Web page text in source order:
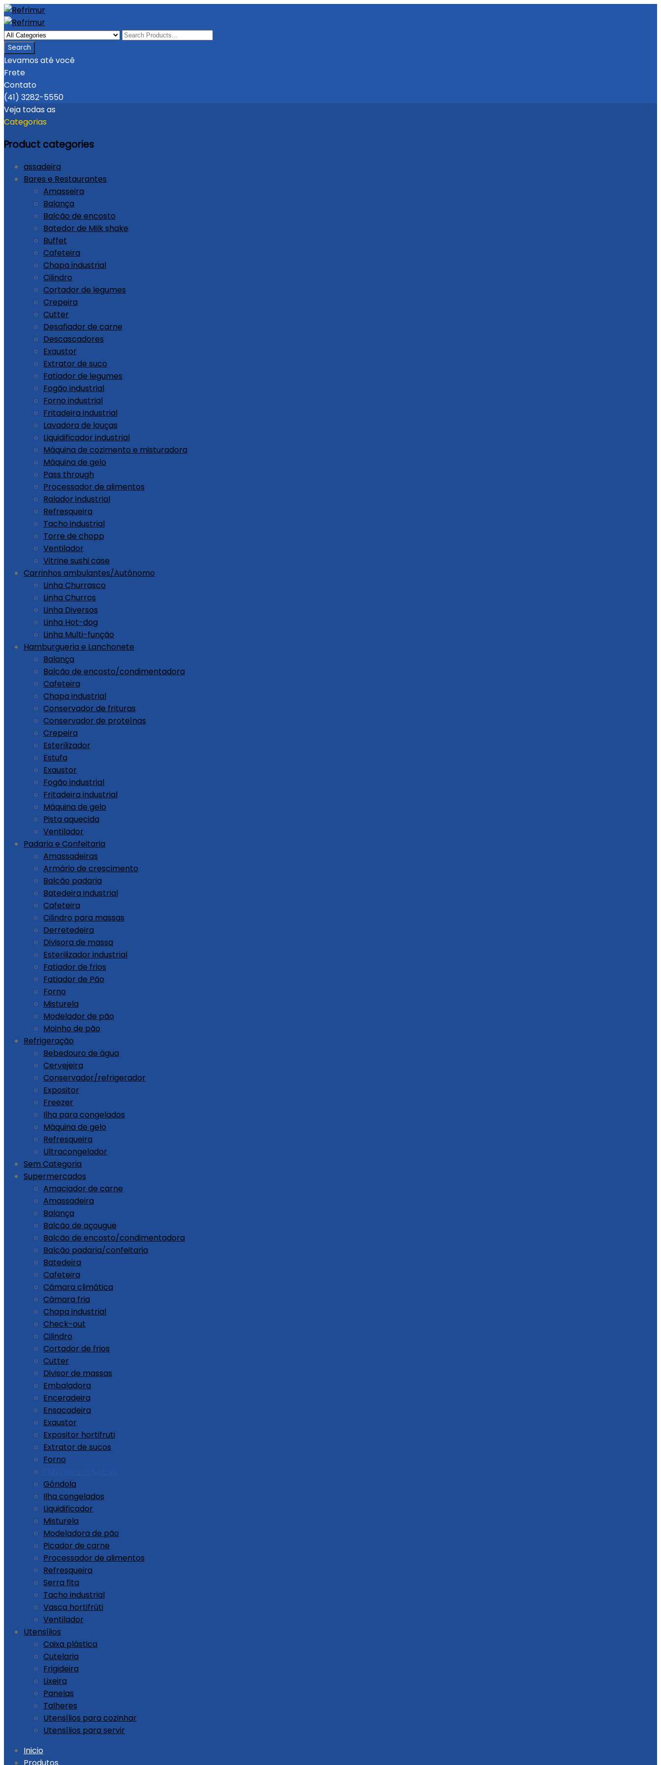
Levamos até você
Frete
Contato
(41) 3282-5550
Veja todas as
Categorias
Product categories
assadeira
Bares e Restaurantes
Amasseira
Balança
Balcão de encosto
Batedor de Milk shake
Buffet
Cafeteira
Chapa industrial
Cilindro
Cortador de legumes
Crepeira
Cutter
Desafiador de carne
Descascadores
Exaustor
Extrator de suco
Fatiador de legumes
Fogão industrial
Forno industrial
Fritadeira industrial
Lavadora de louças
Liquidificador industrial
Máquina de cozimento e misturadora
Máquina de gelo
Pass through
Processador de alimentos
Ralador industrial
Refresqueira
Tacho industrial
Torre de chopp
Ventilador
Vitrine sushi case
Carrinhos ambulantes/Autônomo
Linha Churrasco
Linha Churros
Linha Diversos
Linha Hot-dog
Linha Multi-função
Hamburgueria e Lanchonete
Balança
Balcão de encosto/condimentadora
Cafeteira
Chapa industrial
Conservador de frituras
Conservador de proteínas
Crepeira
Esterilizador
Estufa
Exaustor
Fogão industrial
Fritadeira industrial
Máquina de gelo
Pista aquecida
Ventilador
Padaria e Confeitaria
Amassadeiras
Armário de crescimento
Balcão padaria
Batedeira industrial
Cafeteira
Cilindro para massas
Derretedeira
Divisora de massa
Esterilizador industrial
Fatiador de frios
Fatiador de Pão
Forno
Misturela
Modelador de pão
Moinho de pão
Refrigeração
Bebedouro de água
Cervejeira
Conservador/refrigerador
Expositor
Freezer
Ilha para congelados
Máquina de gelo
Refresqueira
Ultracongelador
Sem Categoria
Supermercados
Amaciador de carne
Amassadeira
Balança
Balcão de açougue
Balcão de encosto/condimentadora
Balcão padaria/confeitaria
Batedeira
Cafeteira
Câmara climática
Câmara fria
Chapa industrial
Check-out
Cilindro
Cortador de frios
Cutter
Divisor de massas
Embaladora
Enceradeira
Ensacadeira
Exaustor
Expositor hortifruti
Extrator de sucos
Forno
Gôndola
Ilha congelados
Liquidificador
Misturela
Modeladora de pão
Picador de carne
Processador de alimentos
Refresqueira
Serra fita
Tacho industrial
Vasca hortifrúti
Ventilador
Utensílios
Caixa plástica
Cutelaria
Frigideira
Lixeira
Panelas
Talheres
Utensílios para cozinhar
Utensílios para servir
Skip Inicio